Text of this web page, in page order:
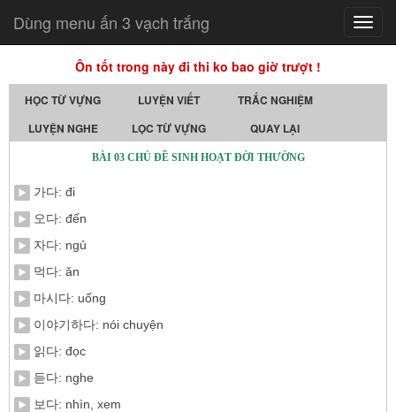
Dùng menu ấn 3 vạch trắng
Ôn tốt trong này đi thi ko bao giờ trượt !
HỌC TỪ VỰNG LUYỆN VIẾT
TRẮC NGHIỆM
LUYỆN NGHE
LỌC TỪ VỰNG QUAY LẠI
BÀI 03 CHỦ ĐỀ SINH HOẠT ĐỜI THƯỜNG
가다: đi
오다: đến
자다: ngủ
먹다: ăn
마시다: uống
이야기하다: nói chuyện
읽다: đọc
듣다: nghe
보다: nhìn, xem